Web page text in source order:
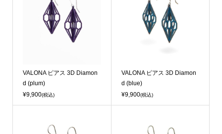
VALONA ピアス 3D Diamon
d (plum)
¥9,900(税込)
VALONA ピアス 3D Diamon
d (blue)
¥9,900(税込)